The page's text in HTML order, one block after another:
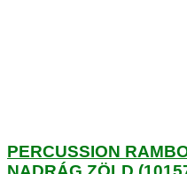
PERCUSSION